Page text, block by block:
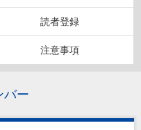
読者登録
注意事項
バー